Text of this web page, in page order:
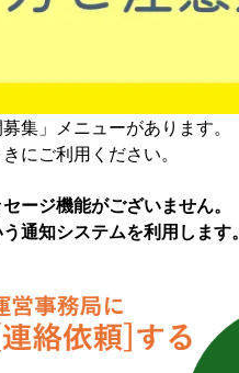
集」メニューがあります。
にご利用ください。
ージ機能がございません。
通知システムを利用します。